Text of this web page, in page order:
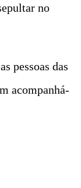
no
pessoas das
acompanhá-